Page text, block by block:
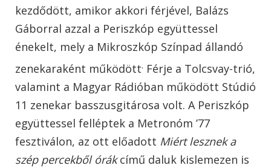
kezdődött, amikor akkori férjével, Balázs
Gáborral azzal a Periszkóp együttessel
énekelt, mely a Mikroszkóp Színpad állandó
zenekaraként működött. Férje a Tolcsvay-trió,
valamint a Magyar Rádióban működött Stúdió
11 zenekar basszusgitárosa volt. A Periszkóp
együttessel felléptek a Metronóm ’77
fesztiválon, az ott előadott Miért lesznek a
szép percekből órákcímű daluk kislemezen is